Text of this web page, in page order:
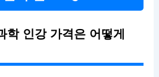
학 인강 가격은 어떻게